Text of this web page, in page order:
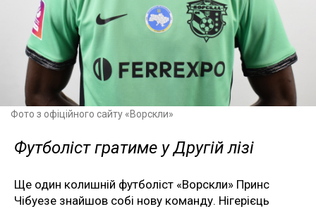
Фото з офіційного сайту «Ворскли»
Футболіст гратиме у Другій лізі
Ще один колишній футболіст «Ворскли» Принс
Чібуезе знайшов собі нову команду. Нігерієць